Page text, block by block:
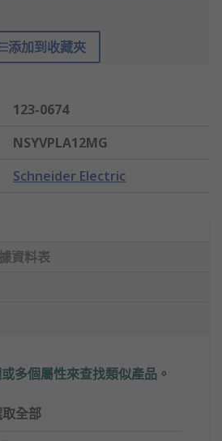
添加到收藏夾
123-0674
NSYVPLA12MG
Schneider Electric
資料表
多個屬性來查找類似產品。
全部